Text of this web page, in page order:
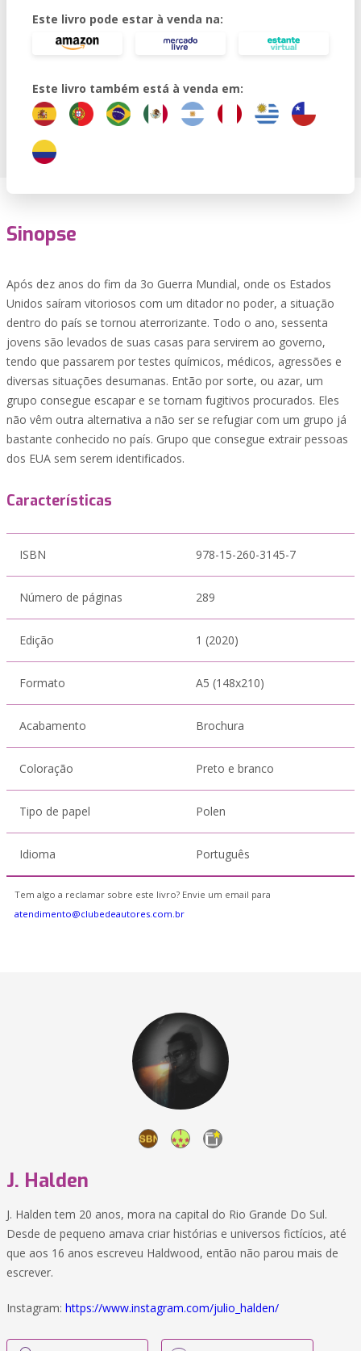
Este livro pode estar à venda na:
Este livro também está à venda em:
Sinopse
Após dez anos do fim da 3o Guerra Mundial, onde os Estados
Unidos saíram vitoriosos com um ditador no poder, a situação
dentro do país se tornou aterrorizante. Todo o ano, sessenta
jovens são levados de suas casas para servirem ao governo,
tendo que passarem por testes químicos, médicos, agressões e
diversas situações desumanas. Então por sorte, ou azar, um
grupo consegue escapar e se tornam fugitivos procurados. Eles
não vêm outra alternativa a não ser se refugiar com um grupo já
bastante conhecido no país. Grupo que consegue extrair pessoas
dos EUA sem serem identificados.
Características
ISBN 978-15-260-3145-7
Número de páginas 289
Edição 1 (2020)
Formato A5 (148x210)
Acabamento Brochura
Coloração Preto e branco
Tipo de papel Polen
Idioma Português
Tem algo a reclamar sobre este livro? Envie um email para
atendimento@clubedeautores.com.br
J. Halden
J. Halden tem 20 anos, mora na capital do Rio Grande Do Sul.
Desde de pequeno amava criar histórias e universos fictícios, até
que aos 16 anos escreveu Haldwood, então não parou mais de
escrever.
Instagram: https://www.instagram.com/julio_halden/